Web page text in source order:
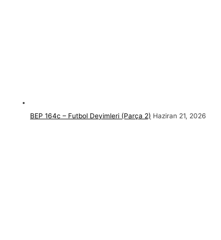
BEP 164c – Futbol Deyimleri (Parça 2) Haziran 21, 2026